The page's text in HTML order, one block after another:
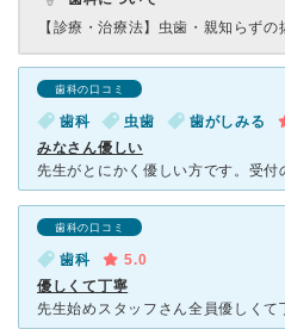
【診療・治療法】 虫歯・親知らずの
歯科の口コミ
歯科 虫歯 歯がしみる
みなさん優しい
歯科の口コミ
歯科
5.0
優しくて丁寧